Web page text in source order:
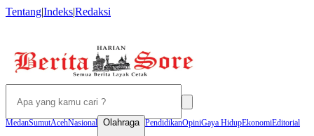
Tentang|Indeks|Redaksi
MedanSumutAcehNasional Olahraga PendidikanOpiniGaya HidupEkonomiEditorial